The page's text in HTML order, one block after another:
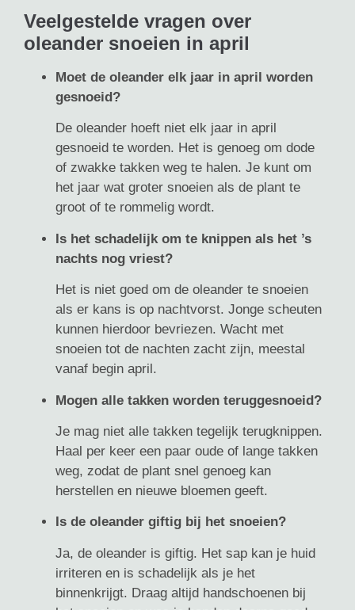
Veelgestelde vragen over
oleander snoeien in april
Moet de oleander elk jaar in april worden
gesnoeid?
De oleander hoeft niet elk jaar in april
gesnoeid te worden. Het is genoeg om dode
of zwakke takken weg te halen. Je kunt om
het jaar wat groter snoeien als de plant te
groot of te rommelig wordt.
Is het schadelijk om te knippen als het ’s
nachts nog vriest?
Het is niet goed om de oleander te snoeien
als er kans is op nachtvorst. Jonge scheuten
kunnen hierdoor bevriezen. Wacht met
snoeien tot de nachten zacht zijn, meestal
vanaf begin april.
Mogen alle takken worden teruggesnoeid?
Je mag niet alle takken tegelijk terugknippen.
Haal per keer een paar oude of lange takken
weg, zodat de plant snel genoeg kan
herstellen en nieuwe bloemen geeft.
Is de oleander giftig bij het snoeien?
Ja, de oleander is giftig. Het sap kan je huid
irriteren en is schadelijk als je het
binnenkrijgt. Draag altijd handschoenen bij